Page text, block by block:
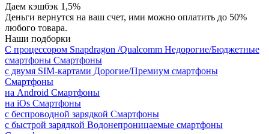
Даем кэшбэк 1,5%
Деньги вернутся на ваш счет, ими можно оплатить до 50%
любого товара.
Наши подборки
С процессором Snapdragon /Qualcomm Недорогие/Бюджетные
смартфоны Смартфоны
с двумя SIM-картами Дорогие/Премиум смартфоны
Смартфоны
на Android Смартфоны
на iOs Смартфоны
с беспроводной зарядкой Смартфоны
с быстрой зарядкой Водонепроницаемые смартфоны